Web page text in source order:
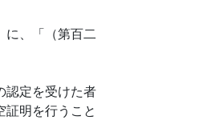
、「（第百二
認定を受けた者
証明を行うこと